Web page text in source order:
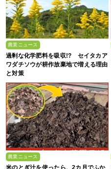
農業ニュース
過剰な化学肥料を吸収!? セイタカア
ワダチソウが耕作放棄地で増える理由
と対策
農業ニュース